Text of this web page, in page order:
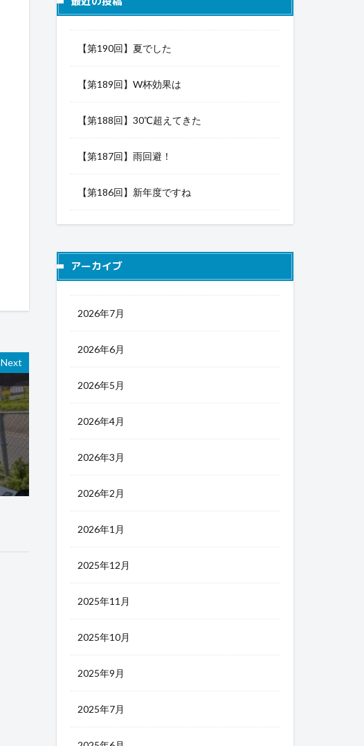
Next
【第190回】夏でした
【第189回】W杯効果は
【第188回】30℃超えてきた
【第187回】雨回避！
【第186回】新年度ですね
アーカイブ
2026年7月
2026年6月
2026年5月
2026年4月
2026年3月
2026年2月
2026年1月
2025年12月
2025年11月
2025年10月
2025年9月
2025年7月